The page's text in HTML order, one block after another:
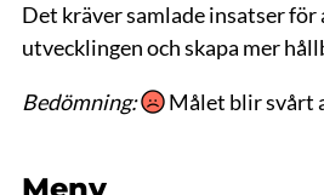
Det kräver samlade insatser för
utvecklingen och skapa mer
Bedömning: Målet blir svårt